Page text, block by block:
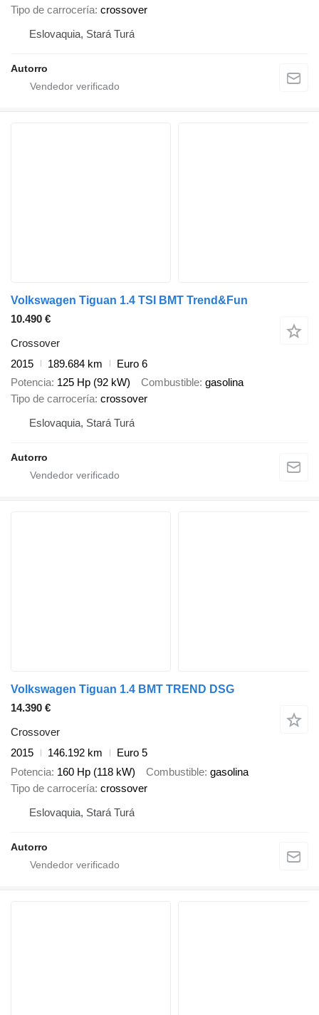
Tipo de carrocería crossover
Eslovaquia, Stará Turá
Autorro
Volkswagen Tiguan 1.4 TSI BMT Trend&Fun
10.490 €
Crossover
2015
189.684 km
Euro 6
Potencia 125 Hp (92 kW) Combustible gasolina
Tipo de carrocería crossover
Eslovaquia, Stará Turá
Autorro
Volkswagen Tiguan 1.4 BMT TREND DSG
14.390 €
Crossover
2015
146.192 km
Euro 5
Potencia 160 Hp (118 kW) Combustible gasolina
Tipo de carrocería crossover
Eslovaquia, Stará Turá
Autorro